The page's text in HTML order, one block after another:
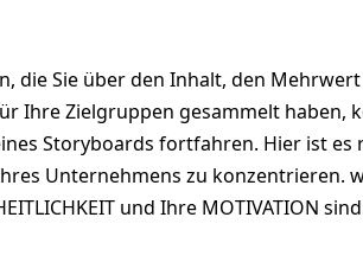
die Sie über den Inhalt, den
Ihre Zielgruppen gesammelt haben,
Storyboards fortfahren. Hier ist es
Unternehmens zu konzentrieren.
und Ihre MOTIVATION